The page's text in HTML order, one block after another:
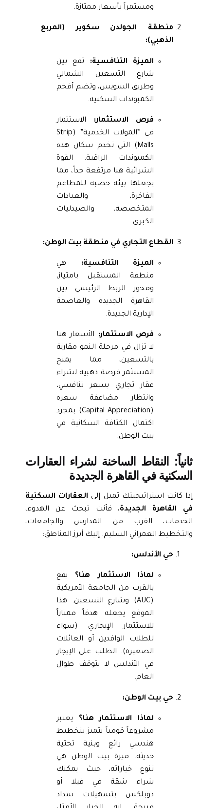
ومستمراً بأسعار ممتازة.
منطقة الجولدن سكوير (المربع
الذهبي):
الميزة التنافسية:تقع بين
شارع التسعين الشمالي
وطريق السويس، وتضم أفخم
الكمبوندات السكنية.
فرص الاستثمار:الاستثمار
في “المولات الخدمية” (Strip
Malls) التي تخدم سكان هذه
الكمبوندات الراقية. القوة
الشرائية هنا مرتفعة جداً، مما
يجعلها بيئة خصبة للمطاعم
الفاخرة، والعيادات
المتخصصة، والصيدليات
الكبرى.
القطاع التجاري في منطقة بيت الوطن:
الميزة التنافسية:هي
منطقة المستقبل بامتياز،
ومحور الربط الرئيسي بين
القاهرة الجديدة والعاصمة
الإدارية الجديدة.
فرص الاستثمار:الأسعار هنا
لا تزال في مرحلة النمو مقارنة
بالتسعين، مما يمنح
المستثمر فرصة ذهبية لشراء
عقار تجاري بسعر تنافسي،
وانتظار مضاعفة سعره
(Capital Appreciation) بمجرد
اكتمال الكثافة السكانية في
بيت الوطن.
ثانياً: النقاط الساخنة لشراء العقارات
السكنية في القاهرة الجديدة
إذا كانت استراتيجيتك تميل إلىالعقارات السكنية
في القاهرة الجديدة، فأنت تبحث عن الهدوء،
الخدمات، القرب من المدارس والجامعات،
والتخطيط العمراني السليم. إليك أبرز المناطق:
حي الأندلس:
لماذا الاستثمار هنا؟
يقع
بالقرب من الجامعة الأمريكية
(AUC) وشارع التسعين. هذا
الموقع يجعله هدفاً ممتازاً
للاستثمار الإيجاري (سواء
للطلاب الوافدين أو العائلات
الصغيرة). الطلب على الإيجار
في الأندلس لا يتوقف طوال
العام.
حي بيت الوطن:
لماذا الاستثمار هنا؟ يعتبر
مشروعاً قومياً يتميز بتخطيط
هندسي رائع وبنية تحتية
حديثة. ميزة بيت الوطن هي
تنوع خياراته، حيث يمكنك
شراء شقة في فيلا أو
دوبلكس بتسهيلات سداد